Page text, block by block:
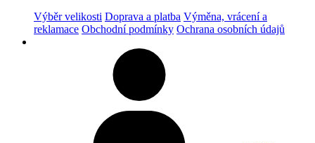
Výběr velikosti Doprava a platba Výměna, vrácení a
reklamace Obchodní podmínky Ochrana osobních údajů